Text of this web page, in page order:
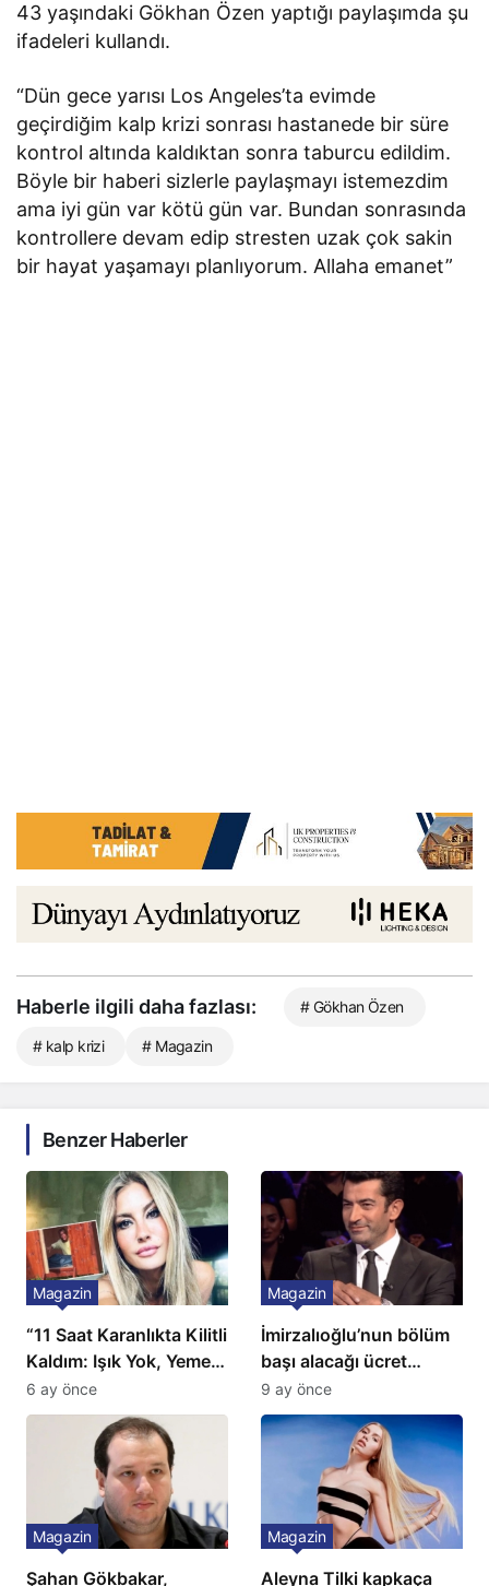
43 yaşındaki Gökhan Özen yaptığı paylaşımda şu
ifadeleri kullandı.
“Dün gece yarısı Los Angeles’ta evimde
geçirdiğim kalp krizi sonrası hastanede bir süre
kontrol altında kaldıktan sonra taburcu edildim.
Böyle bir haberi sizlerle paylaşmayı istemezdim
ama iyi gün var kötü gün var. Bundan sonrasında
kontrollere devam edip stresten uzak çok sakin
bir hayat yaşamayı planlıyorum. Allaha emanet”
Haberle ilgili daha fazlası: # Gökhan Özen
# kalp krizi # Magazin
Benzer Haberler
“11 Saat Karanlıkta Kilitli
Kaldım: Işık Yok, Yemek
Yok, Tuvalet Yok!”
Çağla Şikel’den Şok
Magazin
6 ay önce
İmirzalıoğlu’nun bölüm
başı alacağı ücret
Türkiye’de bir ilk:
Gözünü 2 ilçeye dikti!
Magazin
9 ay önce
Şahan Gökbakar,
Magazin
Aleyna Tilki kapkaça
Magazin